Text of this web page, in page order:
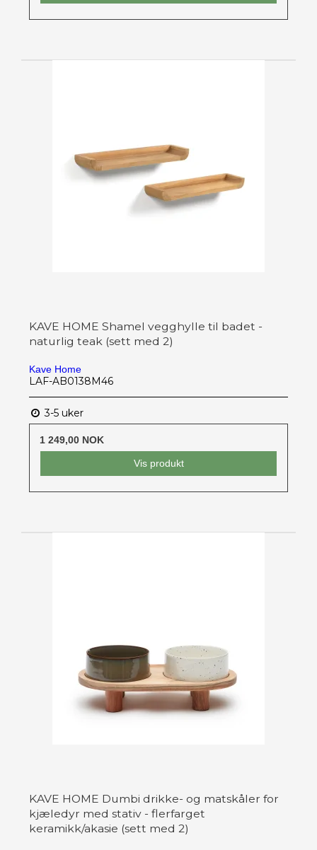
KAVE HOME Shamel vegghylle til badet -
naturlig teak (sett med 2)
Kave Home
LAF-AB0138M46
3-5 uker
1 249,00 NOK
Vis produkt
KAVE HOME Dumbi drikke- og matskåler for
kjæledyr med stativ - flerfarget
keramikk/akasie (sett med 2)